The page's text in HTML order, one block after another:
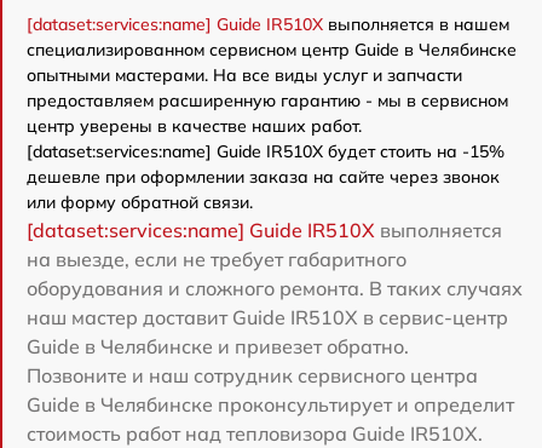
[dataset:services:name] Guide IR510X выполняется в нашем
специализированном сервисном центр Guide в Челябинске
опытными мастерами. На все виды услуг и запчасти
предоставляем расширенную гарантию - мы в сервисном
центр уверены в качестве наших работ.
[dataset:services:name] Guide IR510X будет стоить на -15%
дешевле при оформлении заказа на сайте через звонок
или форму обратной связи.
[dataset:services:name] Guide IR510X выполняется
на выезде, если не требует габаритного
оборудования и сложного ремонта. В таких случаях
наш мастер доставит Guide IR510X в сервис-центр
Guide в Челябинске и привезет обратно.
Позвоните и наш сотрудник сервисного центра
Guide в Челябинске проконсультирует и определит
стоимость работ над тепловизора Guide IR510X.